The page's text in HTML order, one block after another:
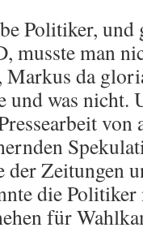
Politiker, und
musste man
Markus da
und was nicht.
der Zeitungen
die
für